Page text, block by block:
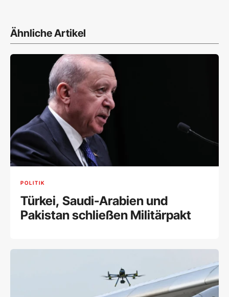
Ähnliche Artikel
POLITIK
Türkei, Saudi-Arabien und
Pakistan schließen Militärpakt